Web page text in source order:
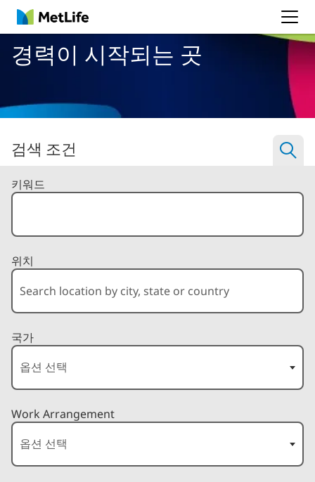
MetLife
경력이 시작되는 곳
검색 조건
Filter Jobs By
키워드
위치
국가
Work Arrangement